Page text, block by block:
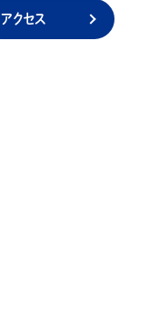
アクセス